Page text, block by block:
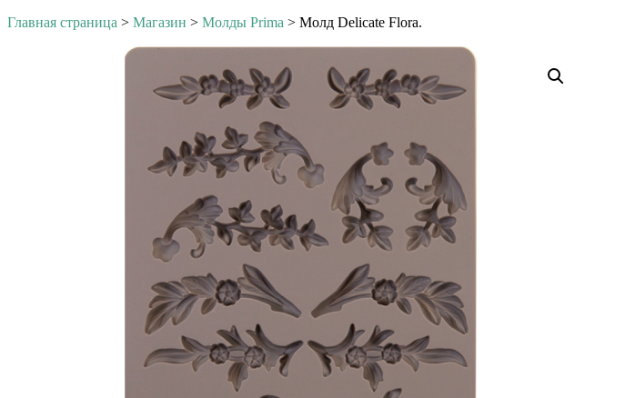
Главная страница > Магазин > Молды Prima > Молд Delicate Flora.